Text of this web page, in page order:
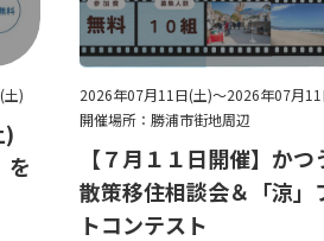
)
)
を
2026年07月11日(土)～2026年07月11
開催場所：勝浦市街地周辺
【７月１１日開催】かつ
散策移住相談会＆「涼」
トコンテスト